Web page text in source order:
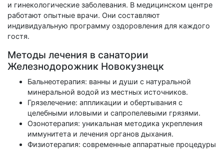
и гинекологические заболевания. В медицинском центре
работают опытные врачи. Они составляют
индивидуальную программу оздоровления для каждого
гостя.
Методы лечения в санатории
Железнодорожник Новокузнецк
Бальнеотерапия: ванны и души с натуральной
минеральной водой из местных источников.
Грязелечение: аппликации и обертывания с
целебными иловыми и сапропелевыми грязями.
Озонотерапия: уникальная методика укрепления
иммунитета и лечения органов дыхания.
Физиотерапия: современные аппаратные процедуры